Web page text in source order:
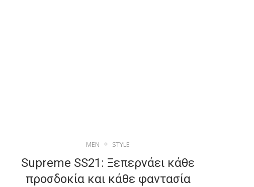
MEN STYLE
Supreme SS21: Ξεπερνάει κάθε
προσδοκία και κάθε φαντασία